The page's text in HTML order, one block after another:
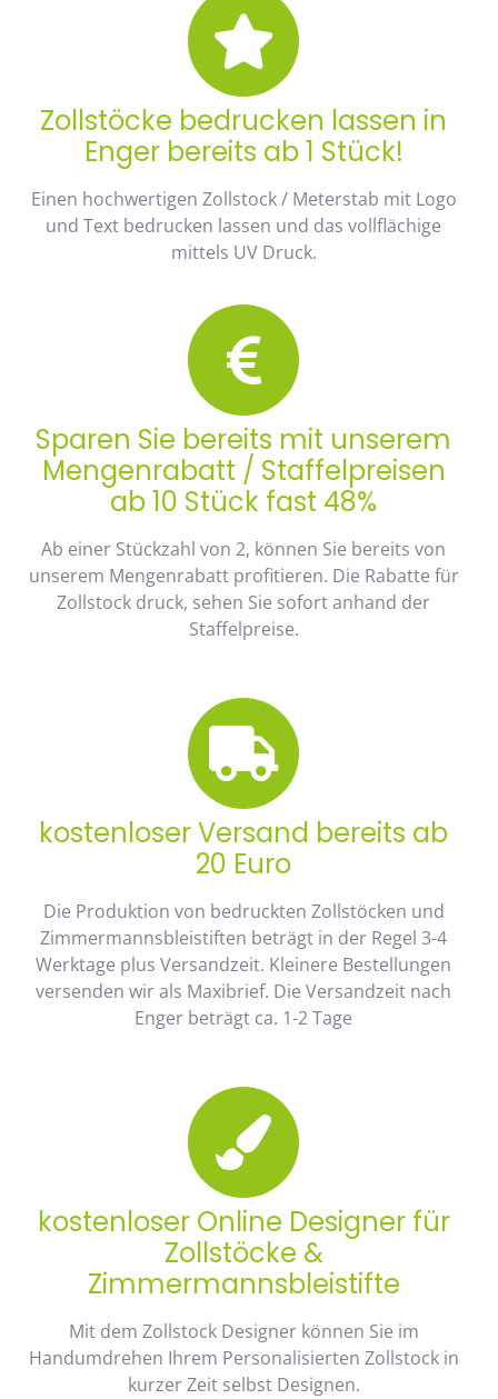
Zollstöcke bedrucken lassen in
Enger bereits ab 1 Stück!
Einen hochwertigen Zollstock / Meterstab mit Logo
und Text bedrucken lassen und das vollflächige
mittels UV Druck.
Sparen Sie bereits mit unserem
Mengenrabatt / Staffelpreisen
ab 10 Stück fast 48%
Ab einer Stückzahl von 2, können Sie bereits von
unserem Mengenrabatt profitieren. Die Rabatte für
Zollstock druck, sehen Sie sofort anhand der
Staffelpreise.
kostenloser Versand bereits ab
20 Euro
Die Produktion von bedruckten Zollstöcken und
Zimmermannsbleistiften beträgt in der Regel 3-4
Werktage plus Versandzeit. Kleinere Bestellungen
versenden wir als Maxibrief. Die Versandzeit nach
Enger beträgt ca. 1-2 Tage
kostenloser Online Designer für
Zollstöcke &
Zimmermannsbleistifte
Mit dem Zollstock Designer können Sie im
Handumdrehen Ihrem Personalisierten Zollstock in
kurzer Zeit selbst Designen.